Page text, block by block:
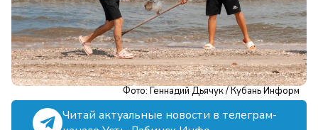
Фото: Геннадий Дьячук / Кубань Информ
Читай актуальные новости в телеграм-